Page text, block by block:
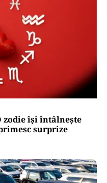
zodie își întâlnește
surprize